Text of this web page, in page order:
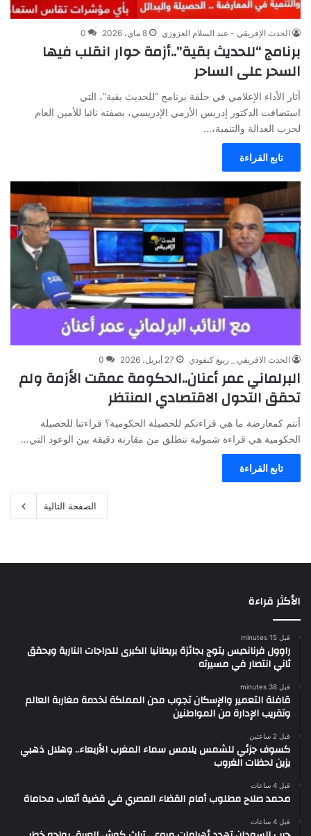
الحدث الإفريقي - عبد السلام العزوزي 8 ماي، 2026 0
برنامج “للحديث بقية”..أزمة حوار انقلب فيها
السحر على الساحر
أثار الأداء الإعلامي في حلقة برنامج “للحديث بقية”، التي
استضافت الدكتور إدريس الأزمي الإدريسي، بصفته نائبا للأمين العام
لحزب العدالة والتنمية،…
تابع القراءة
الحدث الافريقي _ ربيع كنفودي 27 أبريل، 2026 0
البرلماني عمر أعنان..الحكومة عمقت الأزمة ولم
تحقق التحول الاقتصادي المنتظر
أنتم كمعارضة ما هي قراءتكم للحصيلة الحكومية؟ قراءتنا للحصيلة
الحكومية هي قراءة شمولية تنطلق من مقارنة دقيقة بين الوعود التي…
تابع القراءة
الصفحة التالية
الأكثر قراءة
قبل 15 minutes
راوول فرنانديس يتوج بجائزة بريطانيا الكبرى للدراجات النارية ويحقق
ثاني انتصار في مسيرته
قبل 38 minutes
قافلة التعمير والإسكان تجوب مدن المملكة لخدمة مغاربة العالم
وتقريب الإدارة من المواطنين
قبل 2 ساعتين
كسوف جزئي للشمس يلامس سماء المغرب الأربعاء.. وهلال ذهبي
يزين لحظات الغروب
قبل 4 ساعات
محمد صلاح مطلوب أمام القضاء المصري في قضية أتعاب محاماة
قبل 4 ساعات